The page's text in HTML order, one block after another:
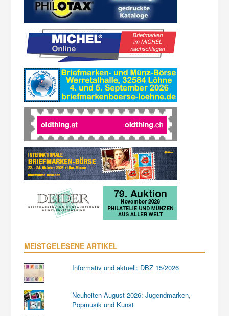
MEISTGELESENE ARTIKEL
Informativ und aktuell: DBZ 15/2026
Neuheiten August 2026: Jugendmarken,
Popmusik und Kunst